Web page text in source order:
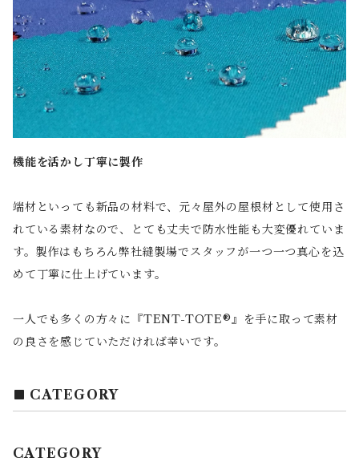
機能を活かし丁寧に製作
端材といっても新品の材料で、元々屋外の屋根材として使用さ
れている素材なので、とても丈夫で防水性能も大変優れていま
す。製作はもちろん弊社縫製場でスタッフが一つ一つ真心を込
めて丁寧に仕上げています。
一人でも多くの方々に『TENT-TOTE®』を手に取って素材
の良さを感じていただければ幸いです。
CATEGORY
CATEGORY